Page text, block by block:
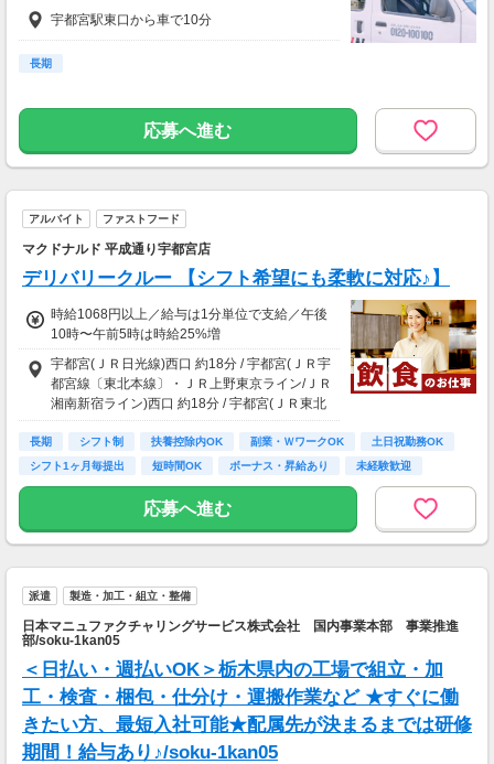
宇都宮駅東口から車で10分
長期
応募へ進む
アルバイト ファストフード
マクドナルド 平成通り宇都宮店
デリバリークルー 【シフト希望にも柔軟に対応♪】
時給1068円以上／給与は1分単位で支給／午後
10時〜午前5時は時給25%増
宇都宮(ＪＲ日光線)西口 約18分 / 宇都宮(ＪＲ宇
都宮線〔東北本線〕・ＪＲ上野東京ライン/ＪＲ
湘南新宿ライン)西口 約18分 / 宇都宮(ＪＲ東北
新幹線)西口 約18分)
長期 シフト制 扶養控除内OK 副業・ＷワークOK
土日祝勤務OK
シフト1ヶ月毎提出
短時間OK ボーナス・昇給あり 未経験歓迎
応募へ進む
派遣 製造・加工・組立・整備
日本マニュファクチャリングサービス株式会社 国内事業本部 事業推進
部/soku-1kan05
＜日払い・週払いOK＞栃木県内の工場で組立・加
工・検査・梱包・仕分け・運搬作業など ★すぐに働
きたい方、最短入社可能★配属先が決まるまでは研修
期間！給与あり♪/soku-1kan05